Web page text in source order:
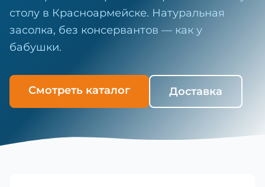
столу в Красноармейске. Натуральная
засолка, без консервантов — как у
бабушки.
Смотреть каталог Доставка